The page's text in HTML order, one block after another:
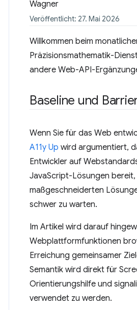
Veröffentlicht: 27. Mai 2026
Willkommen beim
Präzisionsmathematik-
andere Web-API-
Baseline und
Wenn Sie für das Web
A11y Up wird argumentiert,
Entwickler auf
JavaScript-Lösungen
maßgeschneiderten
schwer zu warten.
Im Artikel wird darauf
Webplattformfunktionen
Erreichung gemeinsamer
Semantik wird direkt für
Orientierungshilfe und
verwendet zu werden.